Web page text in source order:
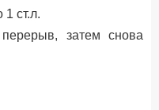
ст.л.
затем снова